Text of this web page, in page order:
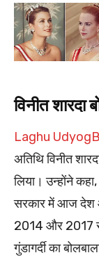
विनीत शारदा
Laghu
अतिथि विनीत
लिया। उन्होंने
सरकार में आज देश
2014 और 2017
गुंडागर्दी का